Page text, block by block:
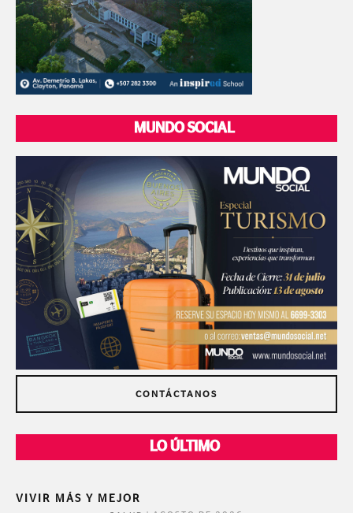
MUNDO SOCIAL
CONTÁCTANOS
LO ÚLTIMO
VIVIR MÁS Y MEJOR